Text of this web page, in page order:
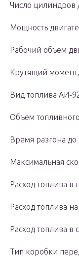
Число
Мощность
Рабочий объем
Крутящий
Вид топлива АИ-
Объем
Время разгона
Максимальная
Расход топлива в
Расход топлива
Расход топлива
Тип коробки